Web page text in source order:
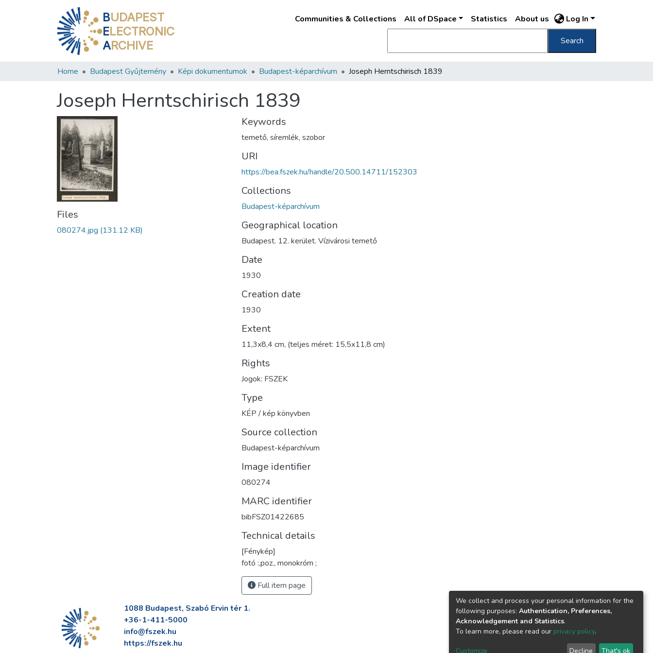
BUDAPEST
ELECTRONIC
ARCHIVE
Communities & Collections All of DSpace Statistics About us Log In
Search
Home Budapest Gyűjtemény Képi dokumentumok Budapest-képarchívum Joseph Herntschirisch 1839
Joseph Herntschirisch 1839
Files
080274.jpg (131.12 KB)
Keywords
temető, síremlék, szobor
URI
https://bea.fszek.hu/handle/20.500.14711/152303
Collections
Budapest-képarchívum
Geographical location
Budapest. 12. kerület. Vízivárosi temető
Date
1930
Creation date
1930
Extent
11,3x8,4 cm, (teljes méret: 15,5x11,8 cm)
Rights
Jogok: FSZEK
Type
KÉP / kép könyvben
Source collection
Budapest-képarchívum
Image identifier
080274
MARC identifier
bibFSZ01422685
Technical details
[Fénykép]
fotó :,poz., monokróm ;
Full item page
1088 Budapest, Szabó Ervin tér 1.
+36-1-411-5000
info@fszek.hu
https://fszek.hu
We collect and process your personal information for the
following purposes: Authentication, Preferences,
Acknowledgement and Statistics.
To learn more, please read our privacy policy.
Customize Decline That's ok